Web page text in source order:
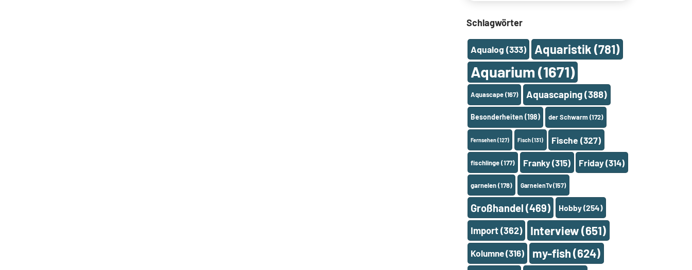
Schlagwörter
Aqualog (333) Aquaristik (781)
Aquarium (1671)
Aquascape(167) Aquascaping(388)
Besonderheiten (198) der Schwarm(172)
Fernsehen(127) Fisch(131) Fische (327)
fischlinge(177) Franky(315) Friday(314)
garnelen(178) GarnelenTv(157)
Großhandel (469) Hobby(254)
Import(362) Interview(651)
Kolumne(316) my-fish(624)